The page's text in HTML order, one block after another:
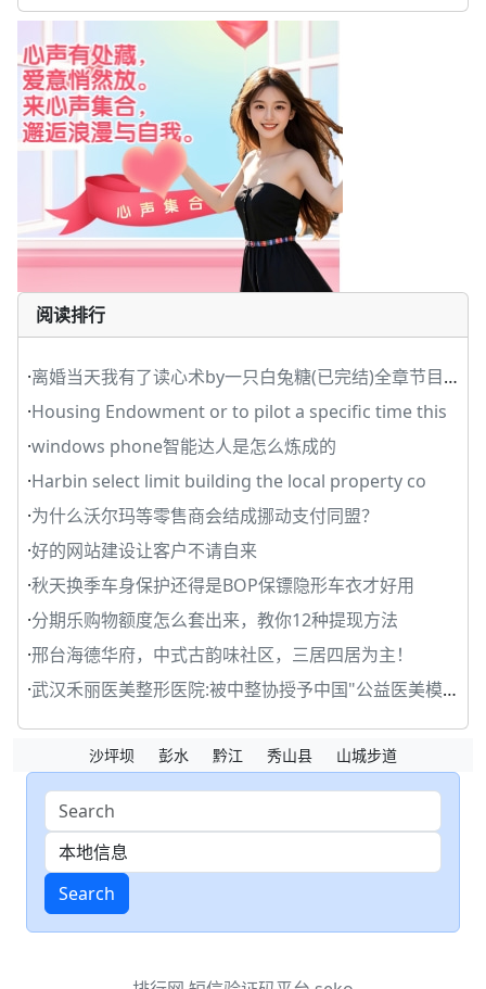
阅读排行
·离婚当天我有了读心术by一只白兔糖(已完结)全章节目录
·Housing Endowment or to pilot a specific time this
·windows phone智能达人是怎么炼成的
·Harbin select limit building the local property co
·为什么沃尔玛等零售商会结成挪动支付同盟？
·好的网站建设让客户不请自来
·秋天换季车身保护还得是BOP保镖隐形车衣才好用
·分期乐购物额度怎么套出来，教你12种提现方法
·邢台海德华府，中式古韵味社区，三居四居为主！
·武汉禾丽医美整形医院:被中整协授予中国"公益医美模范
沙坪坝 彭水 黔江 秀山县 山城步道
Search